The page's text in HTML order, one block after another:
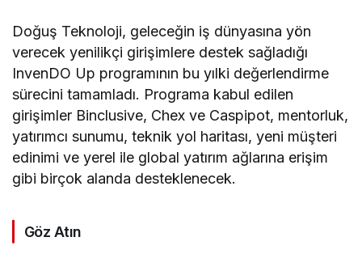
Doğuş Teknoloji, geleceğin iş dünyasına yön
verecek yenilikçi girişimlere destek sağladığı
InvenDO Up programının bu yılki değerlendirme
sürecini tamamladı. Programa kabul edilen
girişimler Binclusive, Chex ve Caspipot, mentorluk,
yatırımcı sunumu, teknik yol haritası, yeni müşteri
edinimi ve yerel ile global yatırım ağlarına erişim
gibi birçok alanda desteklenecek.
Göz Atın